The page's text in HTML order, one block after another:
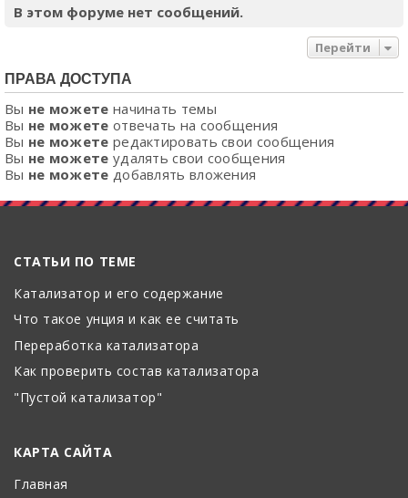
В этом форуме нет сообщений.
Перейти
ПРАВА ДОСТУПА
Вы не можете начинать темы
Вы не можете отвечать на сообщения
Вы не можете редактировать свои сообщения
Вы не можете удалять свои сообщения
Вы не можете добавлять вложения
СТАТЬИ ПО ТЕМЕ
Катализатор и его содержание
Что такое унция и как ее считать
Переработка катализатора
Как проверить состав катализатора
"Пустой катализатор"
КАРТА САЙТА
Главная